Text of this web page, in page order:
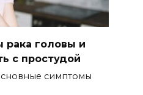
рака головы и
с простудой
симптомы